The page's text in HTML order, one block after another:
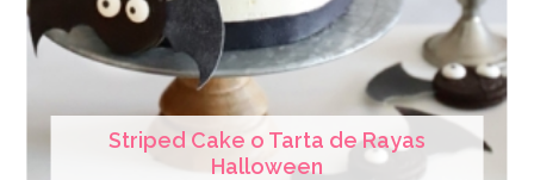
Striped Cake o Tarta de Rayas
Halloween